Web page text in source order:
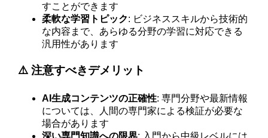
すことができます
柔軟な学習トピック: ビジネススキルから技術的
な内容まで、あらゆる分野の学習に対応できる
汎用性があります
⚠️ 注意すべきデメリット
AI生成コンテンツの正確性: 専門分野や最新情報
については、人間の専門家による検証が必要な
場合があります
深い専門知識への限界: 入門から中級レベルには